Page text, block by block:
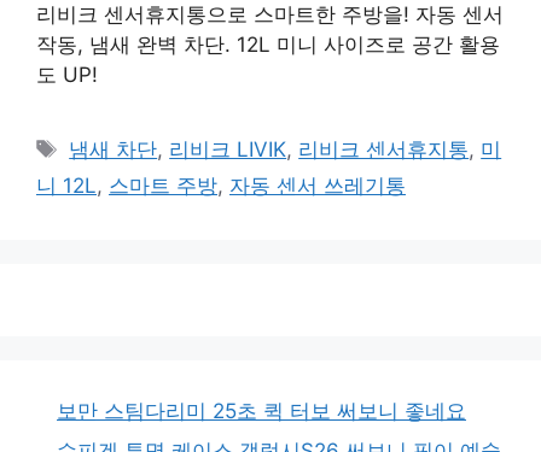
리비크 센서휴지통으로 스마트한 주방을! 자동 센서
작동, 냄새 완벽 차단. 12L 미니 사이즈로 공간 활용
도 UP!
태
그
냄새 차단, 리비크 LIVIK, 리비크 센서휴지통, 미
니 12L, 스마트 주방, 자동 센서 쓰레기통
보만 스팀다리미 25초 퀵 터보 써보니 좋네요